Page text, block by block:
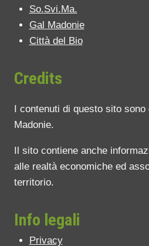
So.Svi.Ma.
Gal Madonie
Città del Bio
Credits
I contenuti di questo sito sono
Madonie.
Il sito contiene anche
alle realtà economiche ed
territorio.
Info legali
Privacy